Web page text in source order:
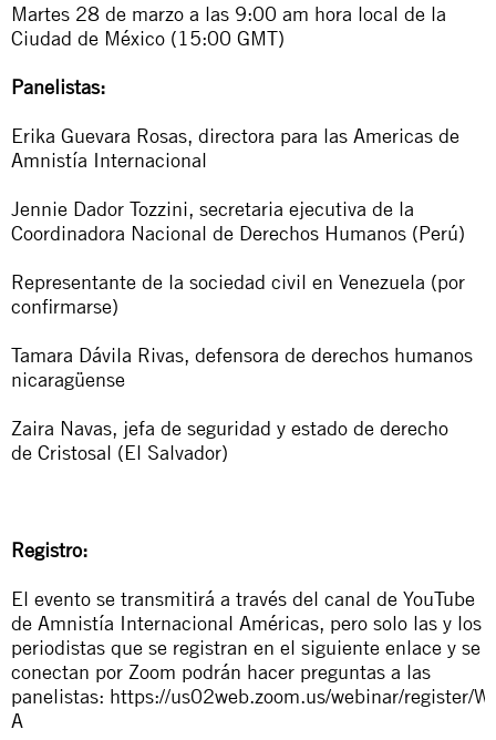
Martes 28 de marzo a las 9:00 am hora local de la
Ciudad de México (15:00 GMT)
Panelistas:
Erika Guevara Rosas, directora para las Americas de
Amnistía Internacional
Jennie Dador Tozzini, secretaria ejecutiva de la
Coordinadora Nacional de Derechos Humanos (Perú)
Representante de la sociedad civil en Venezuela (por
confirmarse)
Tamara Dávila Rivas, defensora de derechos humanos
nicaragüense
Zaira Navas, jefa de seguridad y estado de derecho
de Cristosal (El Salvador)
Registro:
El evento se transmitirá a través del canal de YouTube
de Amnistía Internacional Américas, pero solo las y los
periodistas que se registran en el siguiente enlace y se
conectan por Zoom podrán hacer preguntas a las
panelistas: https://us02web.zoom.us/webinar/register/
A